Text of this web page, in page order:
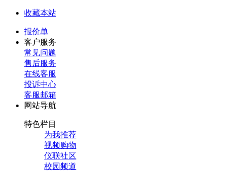
收藏本站
报价单
客户服务
常见问题
售后服务
在线客服
投诉中心
客服邮箱
网站导航
特色栏目
为我推荐
视频购物
仪联社区
校园频道